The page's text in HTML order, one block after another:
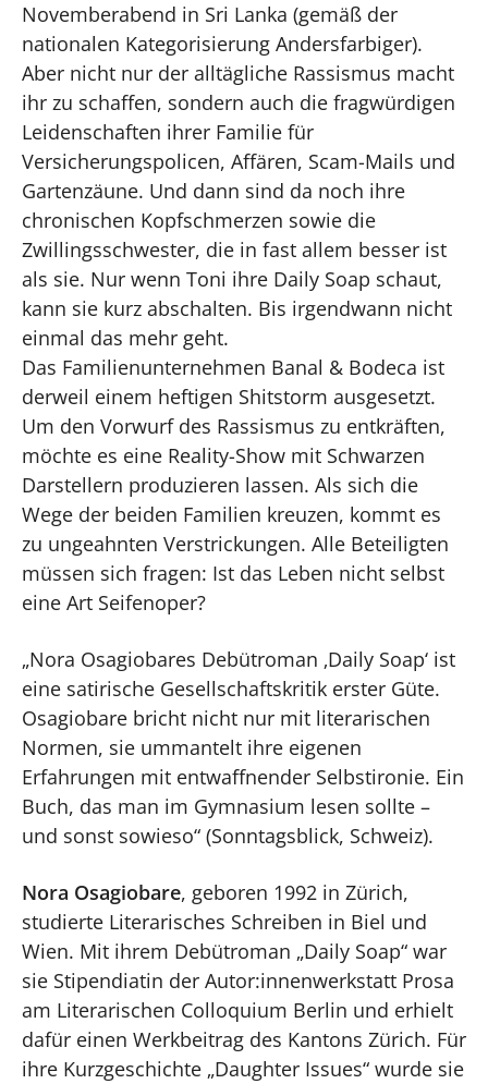
Novemberabend in Sri Lanka (gemäß der
nationalen Kategorisierung Andersfarbiger).
Aber nicht nur der alltägliche Rassismus macht
ihr zu schaffen, sondern auch die fragwürdigen
Leidenschaften ihrer Familie für
Versicherungspolicen, Affären, Scam-Mails und
Gartenzäune. Und dann sind da noch ihre
chronischen Kopfschmerzen sowie die
Zwillingsschwester, die in fast allem besser ist
als sie. Nur wenn Toni ihre Daily Soap schaut,
kann sie kurz abschalten. Bis irgendwann nicht
einmal das mehr geht.
Das Familienunternehmen Banal & Bodeca ist
derweil einem heftigen Shitstorm ausgesetzt.
Um den Vorwurf des Rassismus zu entkräften,
möchte es eine Reality-Show mit Schwarzen
Darstellern produzieren lassen. Als sich die
Wege der beiden Familien kreuzen, kommt es
zu ungeahnten Verstrickungen. Alle Beteiligten
müssen sich fragen: Ist das Leben nicht selbst
eine Art Seifenoper?
„Nora Osagiobares Debütroman ‚Daily Soap‘ ist
eine satirische Gesellschaftskritik erster Güte.
Osagiobare bricht nicht nur mit literarischen
Normen, sie ummantelt ihre eigenen
Erfahrungen mit entwaffnender Selbstironie. Ein
Buch, das man im Gymnasium lesen sollte –
und sonst sowieso“ (Sonntagsblick, Schweiz).
Nora Osagiobare, geboren 1992 in Zürich,
studierte Literarisches Schreiben in Biel und
Wien. Mit ihrem Debütroman „Daily Soap“ war
sie Stipendiatin der Autor:innenwerkstatt Prosa
am Literarischen Colloquium Berlin und erhielt
dafür einen Werkbeitrag des Kantons Zürich. Für
ihre Kurzgeschichte „Daughter Issues“ wurde sie